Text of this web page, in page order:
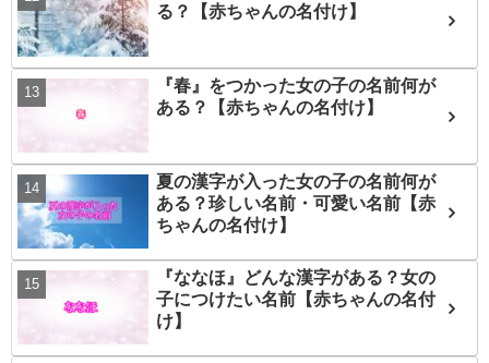
る？【赤ちゃんの名付け】
『春』をつかった女の子の名前何が
ある？【赤ちゃんの名付け】
夏の漢字が入った女の子の名前何が
ある？珍しい名前・可愛い名前【赤
ちゃんの名付け】
『ななほ』どんな漢字がある？女の
子につけたい名前【赤ちゃんの名付
け】